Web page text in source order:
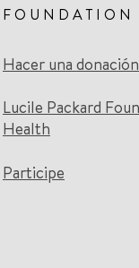
FOUNDATION
Hacer una donación
Lucile Packard
Health
Participe